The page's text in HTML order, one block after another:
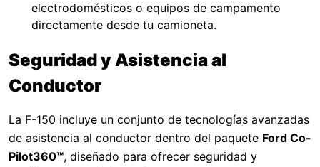
electrodomésticos o equipos de campamento
directamente desde tu camioneta.
Seguridad y Asistencia al
Conductor
La F-150 incluye un conjunto de tecnologías avanzadas
de asistencia al conductor dentro del paquete Ford Co-
Pilot360™, diseñado para ofrecer seguridad y